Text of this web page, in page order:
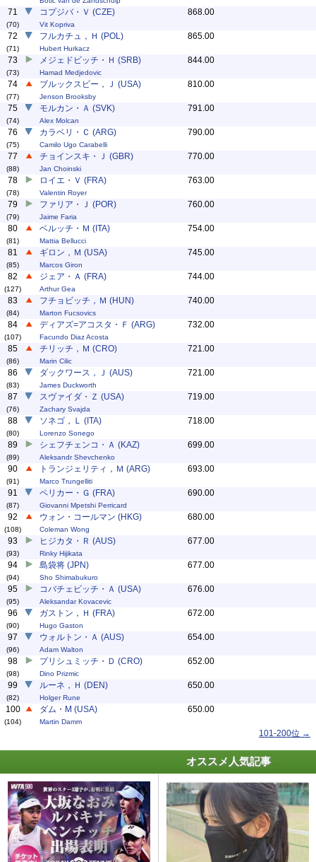
71
(70)
コプジバ・Ｖ (CZE)
Vit Kopriva
868.00
72
(71)
フルカチュ，Ｈ (POL)
Hubert Hurkacz
865.00
73
(73)
メジェドビッチ・Ｈ (SRB)
Hamad Medjedovic
844.00
74
(77)
ブルックスビー，Ｊ (USA)
Jenson Brooksby
810.00
75
(74)
モルカン・Ａ (SVK)
Alex Molcan
791.00
76
(75)
カラベリ・Ｃ (ARG)
Camilo Ugo Carabelli
790.00
77
(88)
チョインスキ・Ｊ (GBR)
Jan Choinski
770.00
78
(78)
ロイエ・Ｖ (FRA)
Valentin Royer
763.00
79
(79)
ファリア・Ｊ (POR)
Jaime Faria
760.00
80
(81)
ベルッチ・Ｍ (ITA)
Mattia Bellucci
754.00
81
(85)
ギロン，Ｍ (USA)
Marcos Giron
745.00
82
(127)
ジェア・Ａ (FRA)
Arthur Gea
744.00
83
(84)
フチョビッチ，Ｍ (HUN)
Marton Fucsovics
740.00
84
(107)
ディアズ=アコスタ・Ｆ (ARG)
Facundo Diaz Acosta
732.00
85
(86)
チリッチ，Ｍ (CRO)
Marin Cilic
721.00
86
(83)
ダックワース，Ｊ (AUS)
James Duckworth
721.00
87
(76)
スヴァイダ・Ｚ (USA)
Zachary Svajda
719.00
88
(80)
ソネゴ，Ｌ (ITA)
Lorenzo Sonego
718.00
89
(89)
シェフチェンコ・Ａ (KAZ)
Aleksandr Shevchenko
699.00
90
(91)
トランジェリティ，Ｍ (ARG)
Marco Trungelliti
693.00
91
(87)
ペリカー・Ｇ (FRA)
Giovanni Mpetshi Perricard
690.00
92
(108)
ウォン・コールマン (HKG)
Coleman Wong
680.00
93
(93)
ヒジカタ・Ｒ (AUS)
Rinky Hijikata
677.00
94
(94)
島袋将 (JPN)
Sho Shimabukuro
677.00
95
(95)
コバチェビッチ・Ａ (USA)
Aleksandar Kovacevic
676.00
96
(90)
ガストン，Ｈ (FRA)
Hugo Gaston
672.00
97
(96)
ウォルトン・Ａ (AUS)
Adam Walton
654.00
98
(98)
プリシュミッチ・Ｄ (CRO)
Dino Prizmic
652.00
99
(82)
ルーネ，Ｈ (DEN)
Holger Rune
650.00
100
(104)
ダム・M (USA)
Martin Damm
650.00
101-200位 →
オススメ人気記事